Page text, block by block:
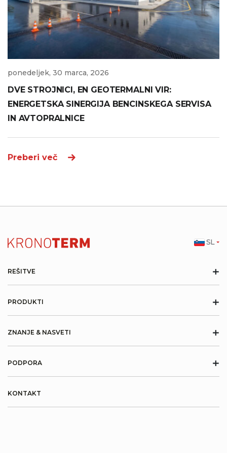
ponedeljek, 30 marca, 2026
DVE STROJNICI, EN GEOTERMALNI VIR:
ENERGETSKA SINERGIJA BENCINSKEGA SERVISA
IN AVTOPRALNICE
Preberi več
REŠITVE +
PRODUKTI +
ZNANJE & NASVETI +
PODPORA +
KONTAKT
SL